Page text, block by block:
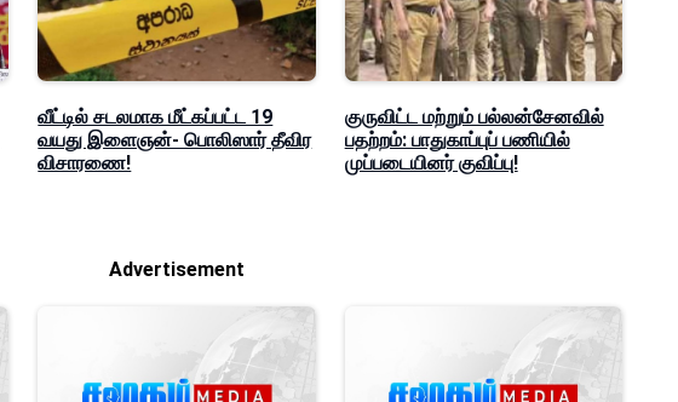
வீட்டில் சடலமாக மீட்கப்பட்ட 19
வயது இளைஞன்- பொலிஸார் தீவிர
விசாரணை!
குருவிட்ட மற்றும் பல்லன்சேனவில்
பதற்றம்: பாதுகாப்புப் பணியில்
முப்படையினர் குவிப்பு!
Advertisement